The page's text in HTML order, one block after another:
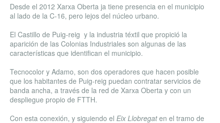
Desde el 2012 Xarxa Oberta ja tiene presencia en el municipio
al lado de la C-16, pero lejos del núcleo urbano.
El Castillo de Puig-reig y la industria téxtil que propició la
aparición de las Colonias Industriales son algunas de las
características que identifican el municipio.
Tecnocolor y Adamo, son dos operadores que hacen posible
que los habitantes de Puig-reig puedan contratar servicios de
banda ancha, a través de la red de Xarxa Oberta y con un
despliegue propio de FTTH.
Con esta conexión, y siguiendo el Eix Llobregaten el tramo de